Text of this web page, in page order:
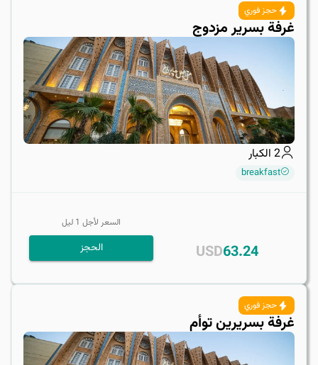
حجز فوري
غرفة بسرير مزدوج
2 الكبار
breakfast
63.24
USD
السعر لأجل 1 ليل
الحجز
حجز فوري
غرفة بسريرين توأم